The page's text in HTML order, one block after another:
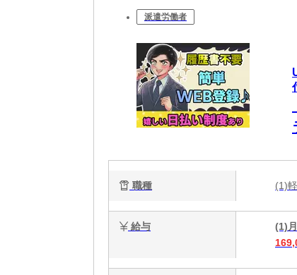
派遣労働者
職種 (1)
給与 (1)